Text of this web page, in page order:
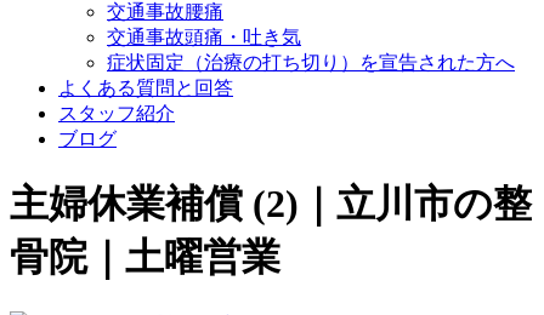
交通事故腰痛
交通事故頭痛・吐き気
症状固定（治療の打ち切り）を宣告された方へ
よくある質問と回答
スタッフ紹介
ブログ
主婦休業補償 (2)｜立川市の整
骨院｜土曜営業